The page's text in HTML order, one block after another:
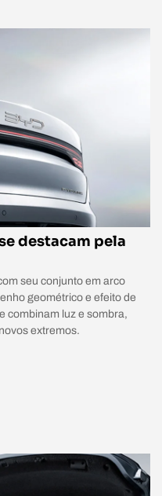
destacam pela
seu conjunto em arco
geométrico e efeito de
combinam luz e sombra,
extremos.